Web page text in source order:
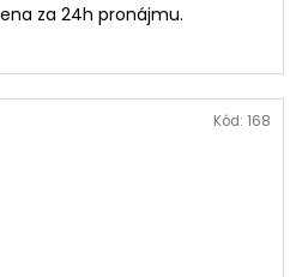
za 24h pronájmu.
Kód: 168